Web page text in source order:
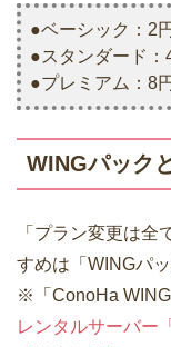
●ベーシック：2
●スタンダード：
●プレミアム：8
WINGパック
「プラン変更は
すめは「WINGパッ
※「ConoHa
レンタルサーバー